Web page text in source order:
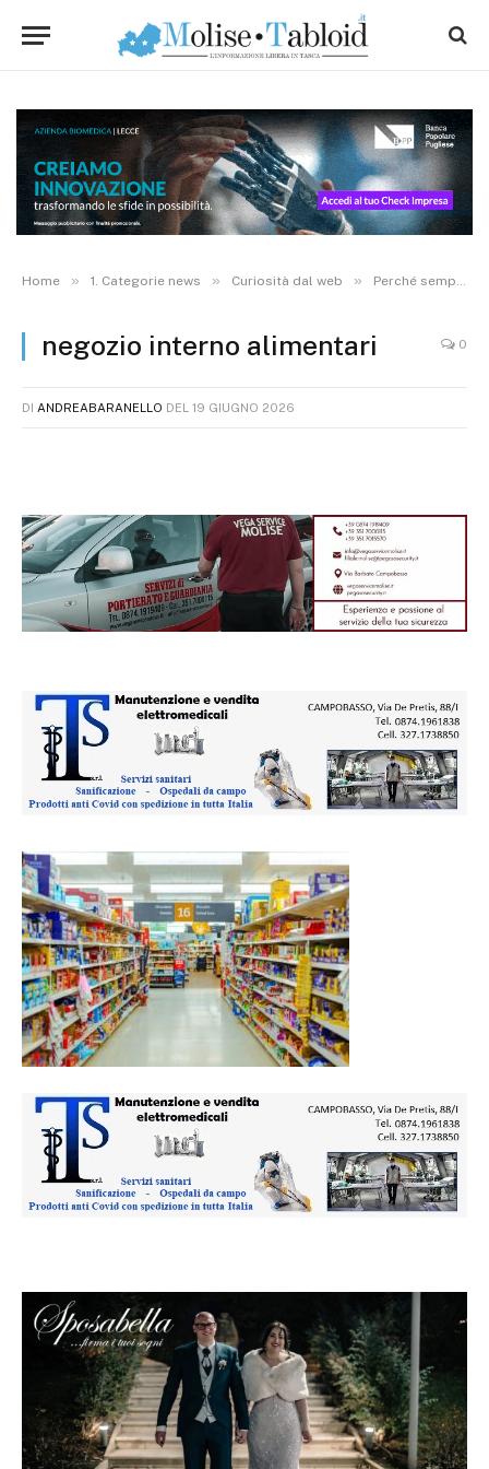
Home » 1. Categorie news » Curiosità dal web » Perché sempre più persone scelgono alimenti specifici per esigenze alimentari particolari
negozio interno alimentari 0
DI ANDREABARANELLO DEL 19 GIUGNO 2026